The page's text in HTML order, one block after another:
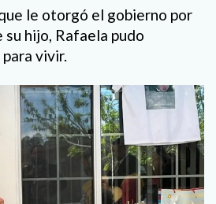
le otorgó el gobierno por
hijo, Rafaela pudo
vivir.